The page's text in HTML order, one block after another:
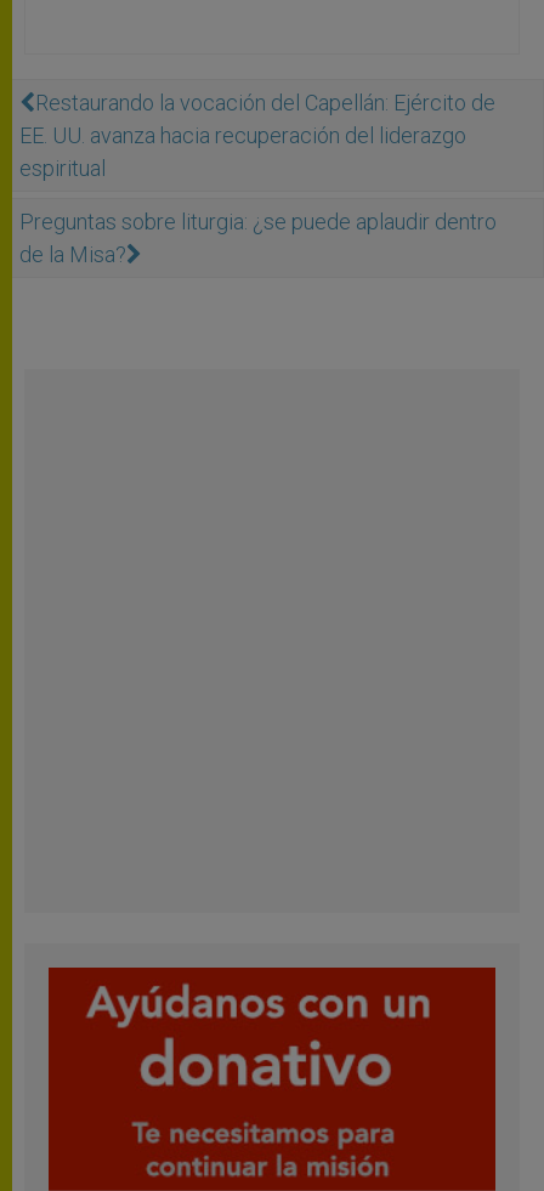
Restaurando la vocación del Capellán: Ejército de
EE. UU. avanza hacia recuperación del liderazgo
espiritual
Preguntas sobre liturgia: ¿se puede aplaudir dentro
de la Misa?